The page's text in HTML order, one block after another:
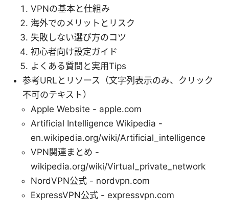
VPNの基本と仕組み
海外でのメリットとリスク
失敗しない選び方のコツ
初心者向け設定ガイド
よくある質問と実用Tips
参考URLとリソース（文字列表示のみ、クリック
不可のテキスト）
Apple Website - apple.com
Artificial Intelligence Wikipedia -
en.wikipedia.org/wiki/Artificial_intelligence
VPN関連まとめ -
wikipedia.org/wiki/Virtual_private_network
NordVPN公式 - nordvpn.com
ExpressVPN公式 - expressvpn.com